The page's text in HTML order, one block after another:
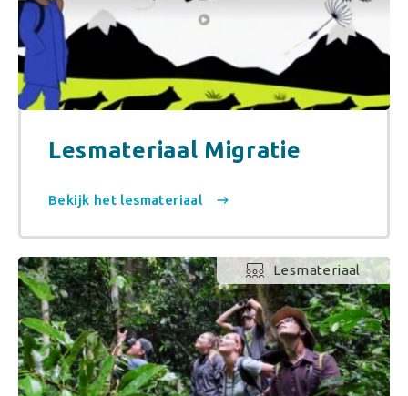
Lesmateriaal Migratie
Bekijk het lesmateriaal
Lesmateriaal